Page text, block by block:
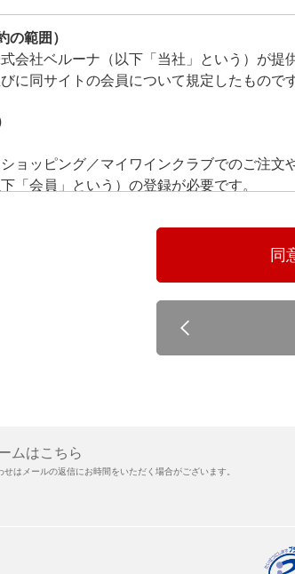
の範囲）
会社ベルーナ（以下「当社」という）が
に同サイトの会員について規定したものです
ョッピング／マイワインクラブでのご注
「会員」という）の登録が必要です。
約に同意し、所定の入会手続きを完了し、
行された会員ＩＤとパスワードの使用・管
三者が会員ＩＤとパスワードを利用し発生
ついて、会員退会時でも当社の業務上最低
妨害した場合や、当社に損害を与えた場合
同
ムはこちら
はメールの返信にお時間をいただく場合がございます。